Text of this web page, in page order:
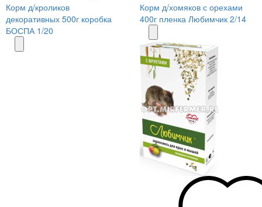
Корм д/кроликов
декоративных 500г коробка
БОСПА 1/20
Корм д/хомяков с орехами
400г пленка Любимчик 2/14